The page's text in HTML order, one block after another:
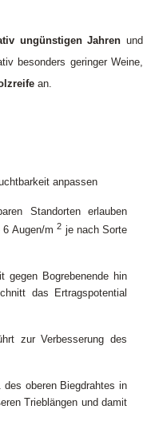
ungünstigen Jahren und
besonders geringer Weine,
an.
anpassen
Standorten erlauben
6 Augen/m2 je nach Sorte
gegen Bogrebenende hin
das Ertragspotential
zur Verbesserung des
des oberen Biegdrahtes in
Trieblängen und damit